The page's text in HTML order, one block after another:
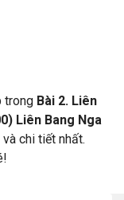
trong Bài 2. Liên
Liên Bang Nga
chi tiết nhất.